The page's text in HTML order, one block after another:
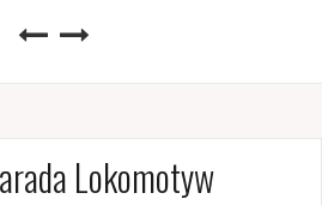
Lokomotyw